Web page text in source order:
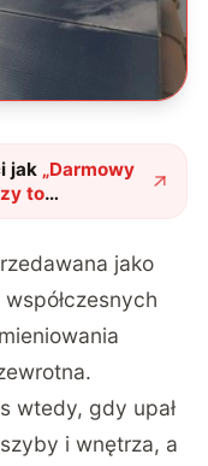
jak „Darmowy
to
świat?"?
jako
wtedy, gdy upał
i wnętrza, a